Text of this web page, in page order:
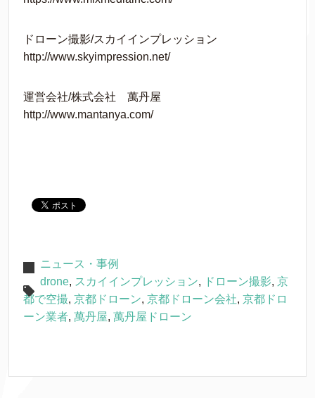
ドローン撮影/スカイインプレッション
http://www.skyimpression.net/
運営会社/株式会社 萬丹屋
http://www.mantanya.com/
ニュース・事例
drone, スカイインプレッション, ドローン撮影, 京
都で空撮, 京都ドローン, 京都ドローン会社, 京都ドロ
ーン業者, 萬丹屋, 萬丹屋ドローン